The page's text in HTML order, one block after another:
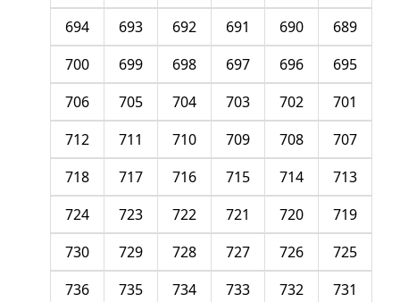
689
690
691
692
693
694
695
696
697
698
699
700
701
702
703
704
705
706
707
708
709
710
711
712
713
714
715
716
717
718
719
720
721
722
723
724
725
726
727
728
729
730
731
732
733
734
735
736